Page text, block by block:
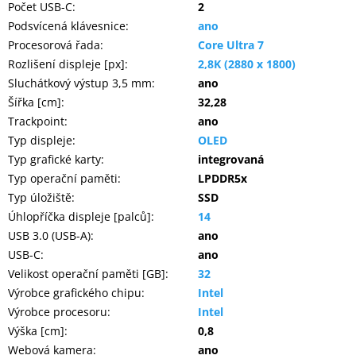
Počet USB-C:
2
Podsvícená klávesnice:
ano
Procesorová řada:
Core Ultra 7
Rozlišení displeje [px]:
2,8K (2880 x 1800)
Sluchátkový výstup 3,5 mm:
ano
Šířka [cm]:
32,28
Trackpoint:
ano
Typ displeje:
OLED
Typ grafické karty:
integrovaná
Typ operační paměti:
LPDDR5x
Typ úložiště:
SSD
Úhlopříčka displeje [palců]:
14
USB 3.0 (USB-A):
ano
USB-C:
ano
Velikost operační paměti [GB]:
32
Výrobce grafického chipu:
Intel
Výrobce procesoru:
Intel
Výška [cm]:
0,8
Webová kamera:
ano